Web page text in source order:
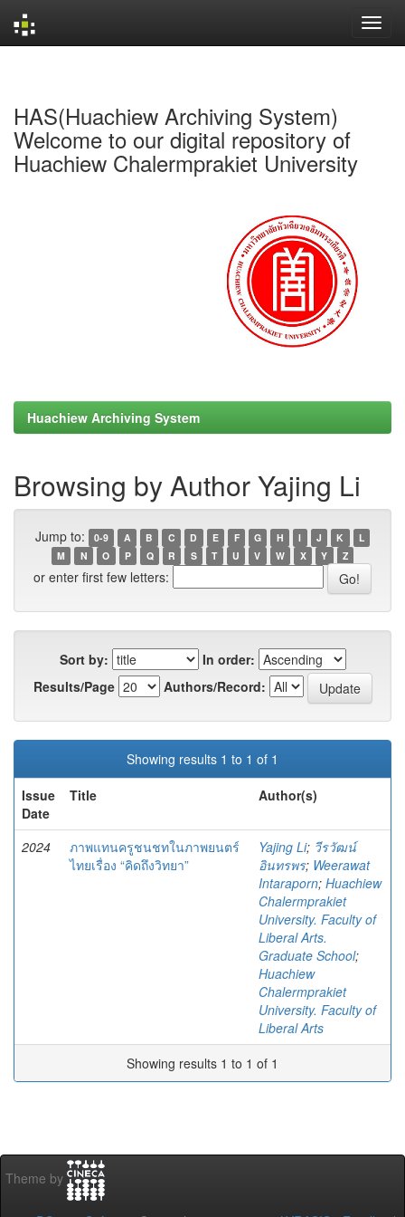
HAS(Huachiew Archiving System)
Welcome to our digital repository of
Huachiew Chalermprakiet University
Huachiew Archiving System
Browsing by Author Yajing Li
Jump to: 0-9 A B C D E F G H I J K
L
M
N O P Q R S T U V W X Y Z
or enter first few letters:
Sort by:
In order:
Results/Page
Authors/Record:
Showing results 1 to 1 of 1
Issue
Date
Title Author(s)
2024
ภาพแทนครูชนชทในภาพยนตร์
ไทยเรื่อง “คิดถึงวิทยา”
Yajing Li; วีรวัฒน์
อินทรพร; Weerawat
Intaraporn; Huachiew
Chalermprakiet
University. Faculty of
Liberal Arts.
Graduate School;
Huachiew
Chalermprakiet
University. Faculty of
Liberal Arts
Showing results 1 to 1 of 1
Theme by